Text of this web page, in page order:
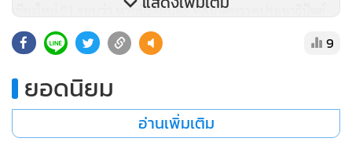
เชียงใหม่ 51 ระบุว่า หากมีรัฐมนตรี ที่สังกัดพรรคประชาธิปัตย์
เดินทางมาเข้าร่วมการประชุมครั้งนี้ ทางกลุ่มคนเสื้อแดงเชียงใหม่
ก็พร้อมที่จะทำการชุมนุมขับไล่ และหากเป็น นายเนวิน ชิดชอบ
หรือนายชวรัตน์ ชาญวีรกูล รมว.มหาดไทย ก็พร้อมขับไล่เช่นกัน
**"แม้ว"พล่ามชวน"มาร์ค"กินเนื้ออูฐ
9
ยอดนิยม
อ่านเพิ่มเติม